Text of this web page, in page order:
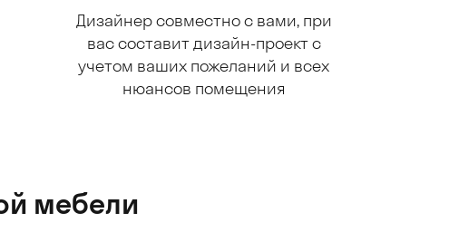
Дизайнер совместно с вами, при
вас составит дизайн-проект с
учетом ваших пожеланий и всех
нюансов помещения
мебели